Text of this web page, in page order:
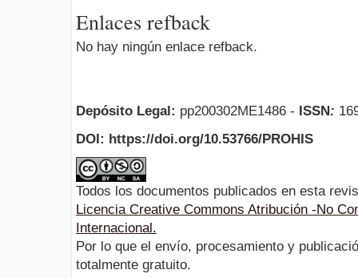
Enlaces refback
No hay ningún enlace refback.
Depósito Legal: pp200302ME1486 - ISSN:
DOI: https://doi.org/10.53766/PROHIS
Todos los documentos publicados en esta
Licencia Creative Commons Atribución -No
Internacional.
Por lo que el envío, procesamiento y
totalmente gratuito.